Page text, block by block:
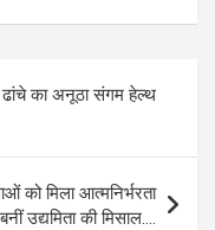
ail py
n
k
ar
e
का अनूठा संगम हेल्थ
को मिला आत्मनिर्भरता
उद्यमिता की मिसाल….